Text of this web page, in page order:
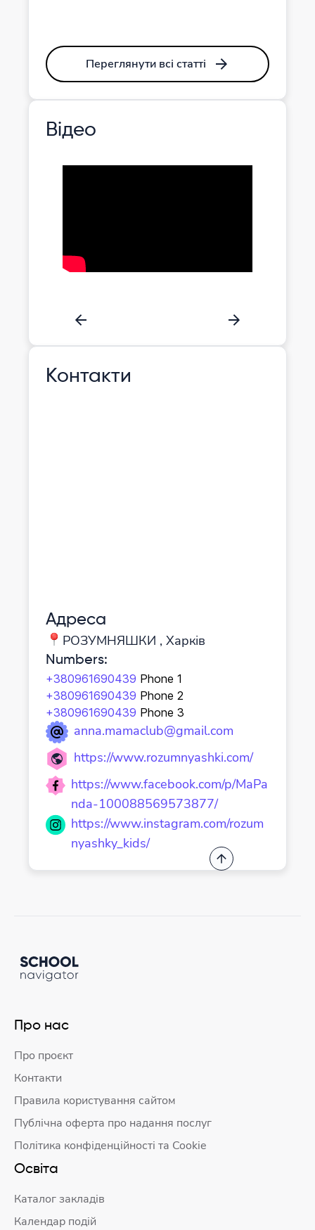
Переглянути всі статті
Відео
Контакти
Адреса
РОЗУМНЯШКИ , Харків
Numbers:
+380961690439 Phone 1
+380961690439 Phone 2
+380961690439 Phone 3
anna.mamaclub@gmail.com
https://www.rozumnyashki.com/
https://www.facebook.com/p/MaPa
nda-100088569573877/
https://www.instagram.com/rozum
nyashky_kids/
Про нас
Про проєкт
Контакти
Правила користування сайтом
Публічна оферта про надання послуг
Політика конфіденційності та Cookie
Освіта
Каталог закладів
Календар подій